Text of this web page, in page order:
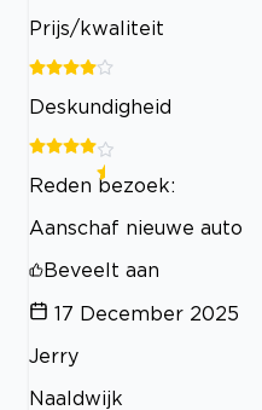
Prijs/kwaliteit
Deskundigheid
Reden bezoek:
Aanschaf nieuwe auto
Beveelt aan
17 December 2025
Jerry
Naaldwijk